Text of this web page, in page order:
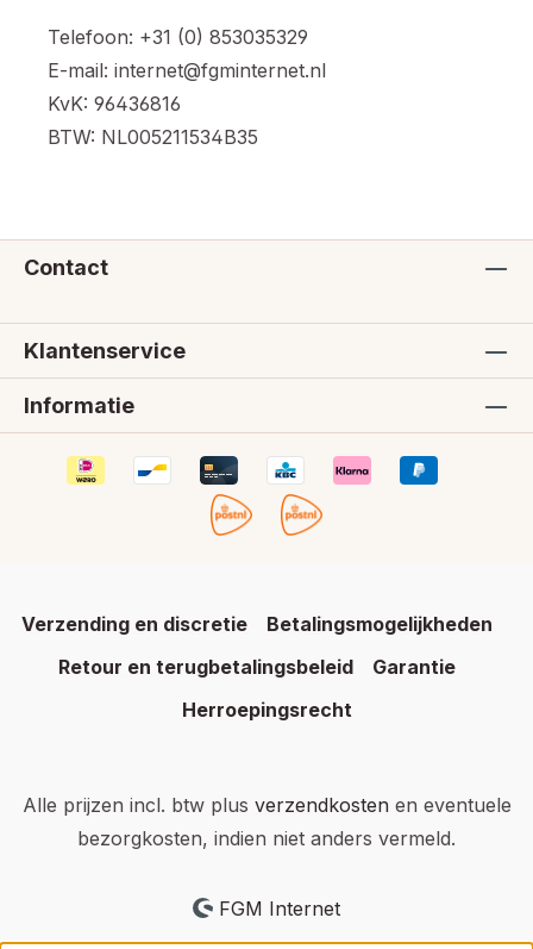
Telefoon: +31 (0) 853035329
E-mail: internet@fgminternet.nl
KvK: 96436816
BTW: NL005211534B35
Contact
Klantenservice
Informatie
Verzending en discretie
Betalingsmogelijkheden
Retour en terugbetalingsbeleid
Garantie
Herroepingsrecht
Alle prijzen incl. btw plus verzendkostenen eventuele
bezorgkosten, indien niet anders vermeld.
FGM Internet